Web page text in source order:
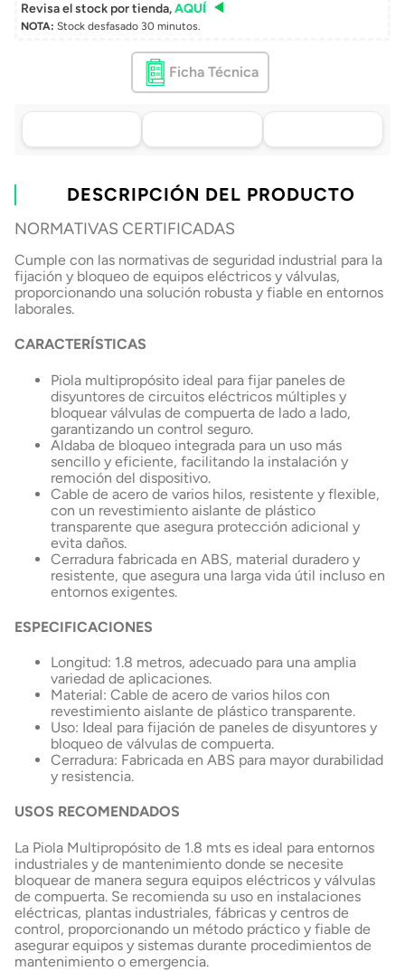
Revisa el stock por tienda,AQUÍ
NOTA: Stock desfasado 30 minutos.
Ficha Técnica
Tu compra, directo a
todo Chile
Retiro en tienda sin
Elige tu tienda más
cercana
por WhatsApp
nuestros ejecutivos
DESCRIPCIÓN DEL PRODUCTO
NORMATIVAS CERTIFICADAS
Cumple con las normativas de seguridad industrial para la
fijación y bloqueo de equipos eléctricos y válvulas,
proporcionando una solución robusta y fiable en entornos
laborales.
CARACTERÍSTICAS
Piola multipropósito ideal para fijar paneles de
disyuntores de circuitos eléctricos múltiples y
bloquear válvulas de compuerta de lado a lado,
garantizando un control seguro.
Aldaba de bloqueo integrada para un uso más
sencillo y eficiente, facilitando la instalación y
remoción del dispositivo.
Cable de acero de varios hilos, resistente y flexible,
con un revestimiento aislante de plástico
transparente que asegura protección adicional y
evita daños.
Cerradura fabricada en ABS, material duradero y
resistente, que asegura una larga vida útil incluso en
entornos exigentes.
ESPECIFICACIONES
Longitud: 1.8 metros, adecuado para una amplia
variedad de aplicaciones.
Material: Cable de acero de varios hilos con
revestimiento aislante de plástico transparente.
Uso: Ideal para fijación de paneles de disyuntores y
bloqueo de válvulas de compuerta.
Cerradura: Fabricada en ABS para mayor durabilidad
y resistencia.
USOS RECOMENDADOS
La Piola Multipropósito de 1.8 mts es ideal para entornos
industriales y de mantenimiento donde se necesite
bloquear de manera segura equipos eléctricos y válvulas
de compuerta. Se recomienda su uso en instalaciones
eléctricas, plantas industriales, fábricas y centros de
control, proporcionando un método práctico y fiable de
asegurar equipos y sistemas durante procedimientos de
mantenimiento o emergencia.